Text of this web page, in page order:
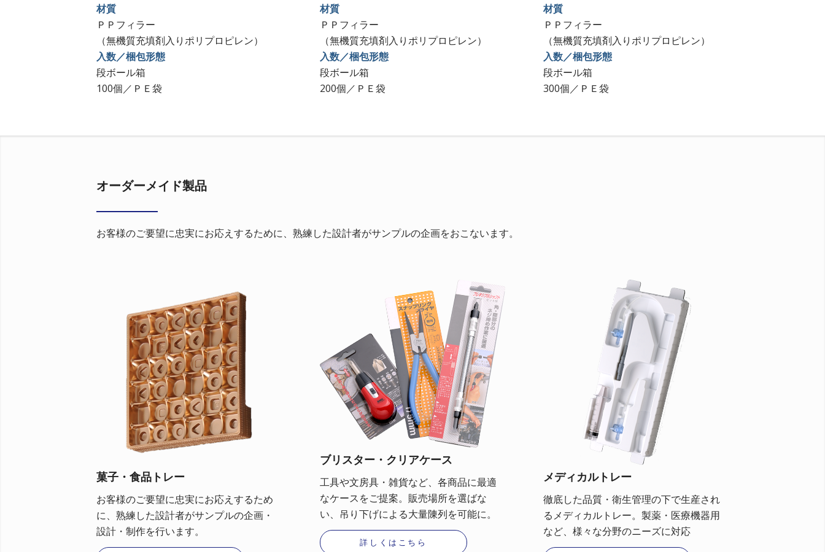
材質
ＰＰフィラー
（無機質充填剤入りポリプロピレン）
入数／梱包形態
段ボール箱
100個／ＰＥ袋
材質
ＰＰフィラー
（無機質充填剤入りポリプロピレン）
入数／梱包形態
段ボール箱
200個／ＰＥ袋
材質
ＰＰフィラー
（無機質充填剤入りポリプロピレン）
入数／梱包形態
段ボール箱
300個／ＰＥ袋
オーダーメイド製品
お客様のご要望に忠実にお応えするために、熟練した設計者がサンプルの企画をおこないます。
菓子・食品トレー
お客様のご要望に忠実にお応えするため
に、熟練した設計者がサンプルの企画・
設計・制作を行います。
ブリスター・クリアケース
工具や文房具・雑貨など、各商品に最適
なケースをご提案。販売場所を選ばな
い、吊り下げによる大量陳列を可能に。
詳しくはこちら
メディカルトレー
徹底した品質・衛生管理の下で生産され
るメディカルトレー。製薬・医療機器用
など、様々な分野のニーズに対応